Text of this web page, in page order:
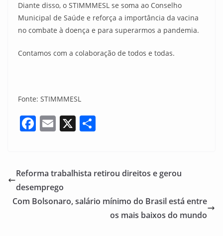
Diante disso, o STIMMMESL se soma ao Conselho
Municipal de Saúde e reforça a importância da vacina
no combate à doença e para superarmos a pandemia.
Contamos com a colaboração de todos e todas.
Fonte: STIMMMESL
F
e
b
o
E
l
X
e
Reforma trabalhista retirou direitos e gerou
desemprego
Com Bolsonaro, salário mínimo do Brasil está entre
os mais baixos do mundo